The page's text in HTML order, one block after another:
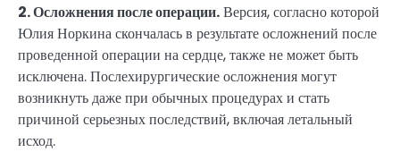
2. Осложнения после операции.Версия, согласно которой
Юлия Норкина скончалась в результате осложнений после
проведенной операции на сердце, также не может быть
исключена. Послехирургические осложнения могут
возникнуть даже при обычных процедурах и стать
причиной серьезных последствий, включая летальный
исход.